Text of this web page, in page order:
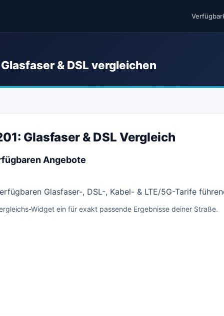
& DSL vergleichen
Glasfaser & DSL Vergleich
Angebote
Glasfaser-, DSL-, Kabel- & LTE/5G-Tarife
Widget ein für exakt passende Ergebnisse deiner Straße.